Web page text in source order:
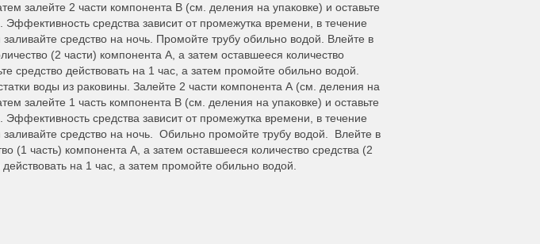
залейте 2 части компонента В (см. деления на упаковке) и оставьте
средства зависит от промежутка времени, в течение
заливайте средство на ночь. Промойте трубу обильно водой. Влейте в
(2 части) компонента А, а затем оставшееся количество
средство действовать на 1 час, а затем промойте обильно водой.
воды из раковины. Залейте 2 части компонента А (см. деления на
залейте 1 часть компонента В (см. деления на упаковке) и оставьте
средства зависит от промежутка времени, в течение
заливайте средство на ночь. Обильно промойте трубу водой. Влейте в
(1 часть) компонента А, а затем оставшееся количество средства (2
на 1 час, а затем промойте обильно водой.